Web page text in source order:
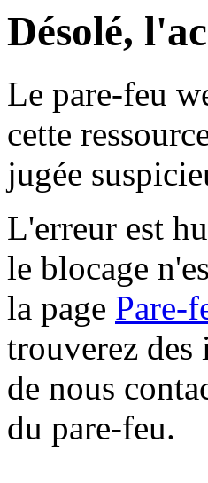
Désolé,
Le pare-feu
cette
jugée
L'erreur est
le blocage
la page Pare-
trouverez
de nous
du pare-feu.